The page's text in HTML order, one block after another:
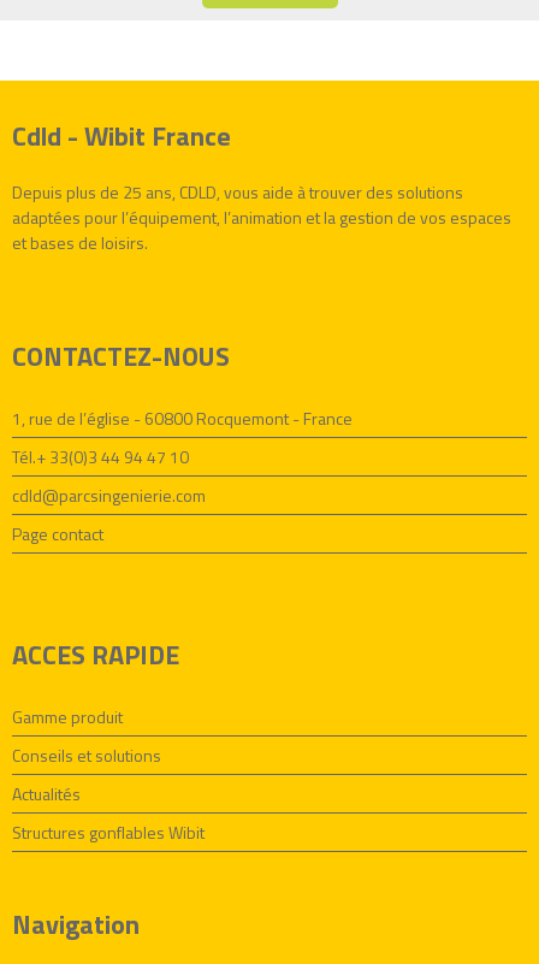
Cdld - Wibit France
Depuis plus de 25 ans, CDLD, vous aide à trouver des solutions
adaptées pour l’équipement, l’animation et la gestion de vos espaces
et bases de loisirs.
CONTACTEZ-NOUS
1, rue de l’église - 60800 Rocquemont - France
Tél.+ 33(0)3 44 94 47 10
cdld@parcsingenierie.com
Page contact
ACCES RAPIDE
Gamme produit
Conseils et solutions
Actualités
Structures gonflables Wibit
Navigation